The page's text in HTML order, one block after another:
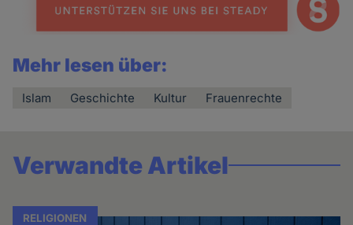
Mehr lesen über:
Islam Geschichte Kultur Frauenrechte
Verwandte Artikel
RELIGIONEN